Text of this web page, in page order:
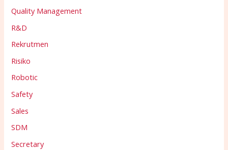
Quality Management
R&D
Rekrutmen
Risiko
Robotic
Safety
Sales
SDM
Secretary